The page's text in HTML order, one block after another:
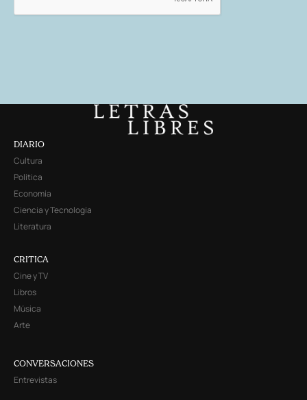
DIARIO
Cultura
Política
Economía
Ciencia y Tecnología
Literatura
CRITICA
Cine y TV
Libros
Música
Arte
CONVERSACIONES
Entrevistas